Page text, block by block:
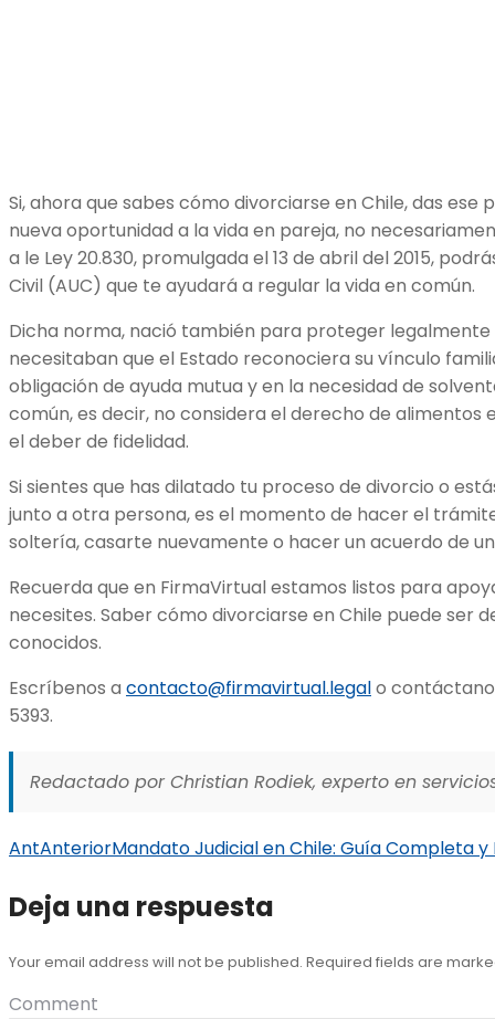
Si, ahora que sabes cómo divorciarse en Chile, das ese
nueva oportunidad a la vida en pareja, no
a le Ley 20.830, promulgada el 13 de abril del 2015,
Civil (AUC) que te ayudará a regular la vida en común.
Dicha norma, nació también para proteger legalmente
necesitaban que el Estado reconociera su vínculo
obligación de ayuda mutua y en la necesidad de
común, es decir, no considera el derecho de alimentos
el deber de fidelidad.
Si sientes que has dilatado tu proceso de divorcio o
junto a otra persona, es el momento de hacer el
soltería, casarte nuevamente o hacer un acuerdo de
Recuerda que en FirmaVirtual estamos listos para
necesites. Saber cómo divorciarse en Chile puede ser
conocidos.
Escríbenos a contacto@firmavirtual.legalo
5393.
Redactado por Christian Rodiek, experto en
AntAnteriorMandato Judicial en Chile: Guía Completa
Deja una respuesta
Your email address will not be published. Required fields are
Comment